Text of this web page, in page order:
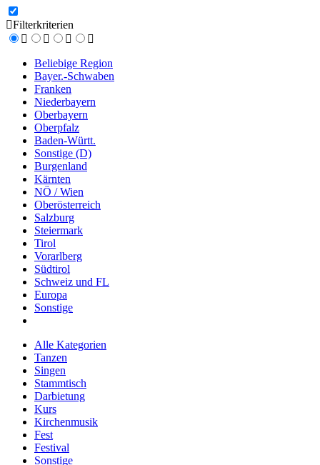
Filterkriterien
Beliebige Region
Bayer.-Schwaben
Franken
Niederbayern
Oberbayern
Oberpfalz
Baden-Württ.
Sonstige (D)
Burgenland
Kärnten
NÖ / Wien
Oberösterreich
Salzburg
Steiermark
Tirol
Vorarlberg
Südtirol
Schweiz und FL
Europa
Sonstige
Alle Kategorien
Tanzen
Singen
Stammtisch
Darbietung
Kurs
Kirchenmusik
Fest
Festival
Sonstige